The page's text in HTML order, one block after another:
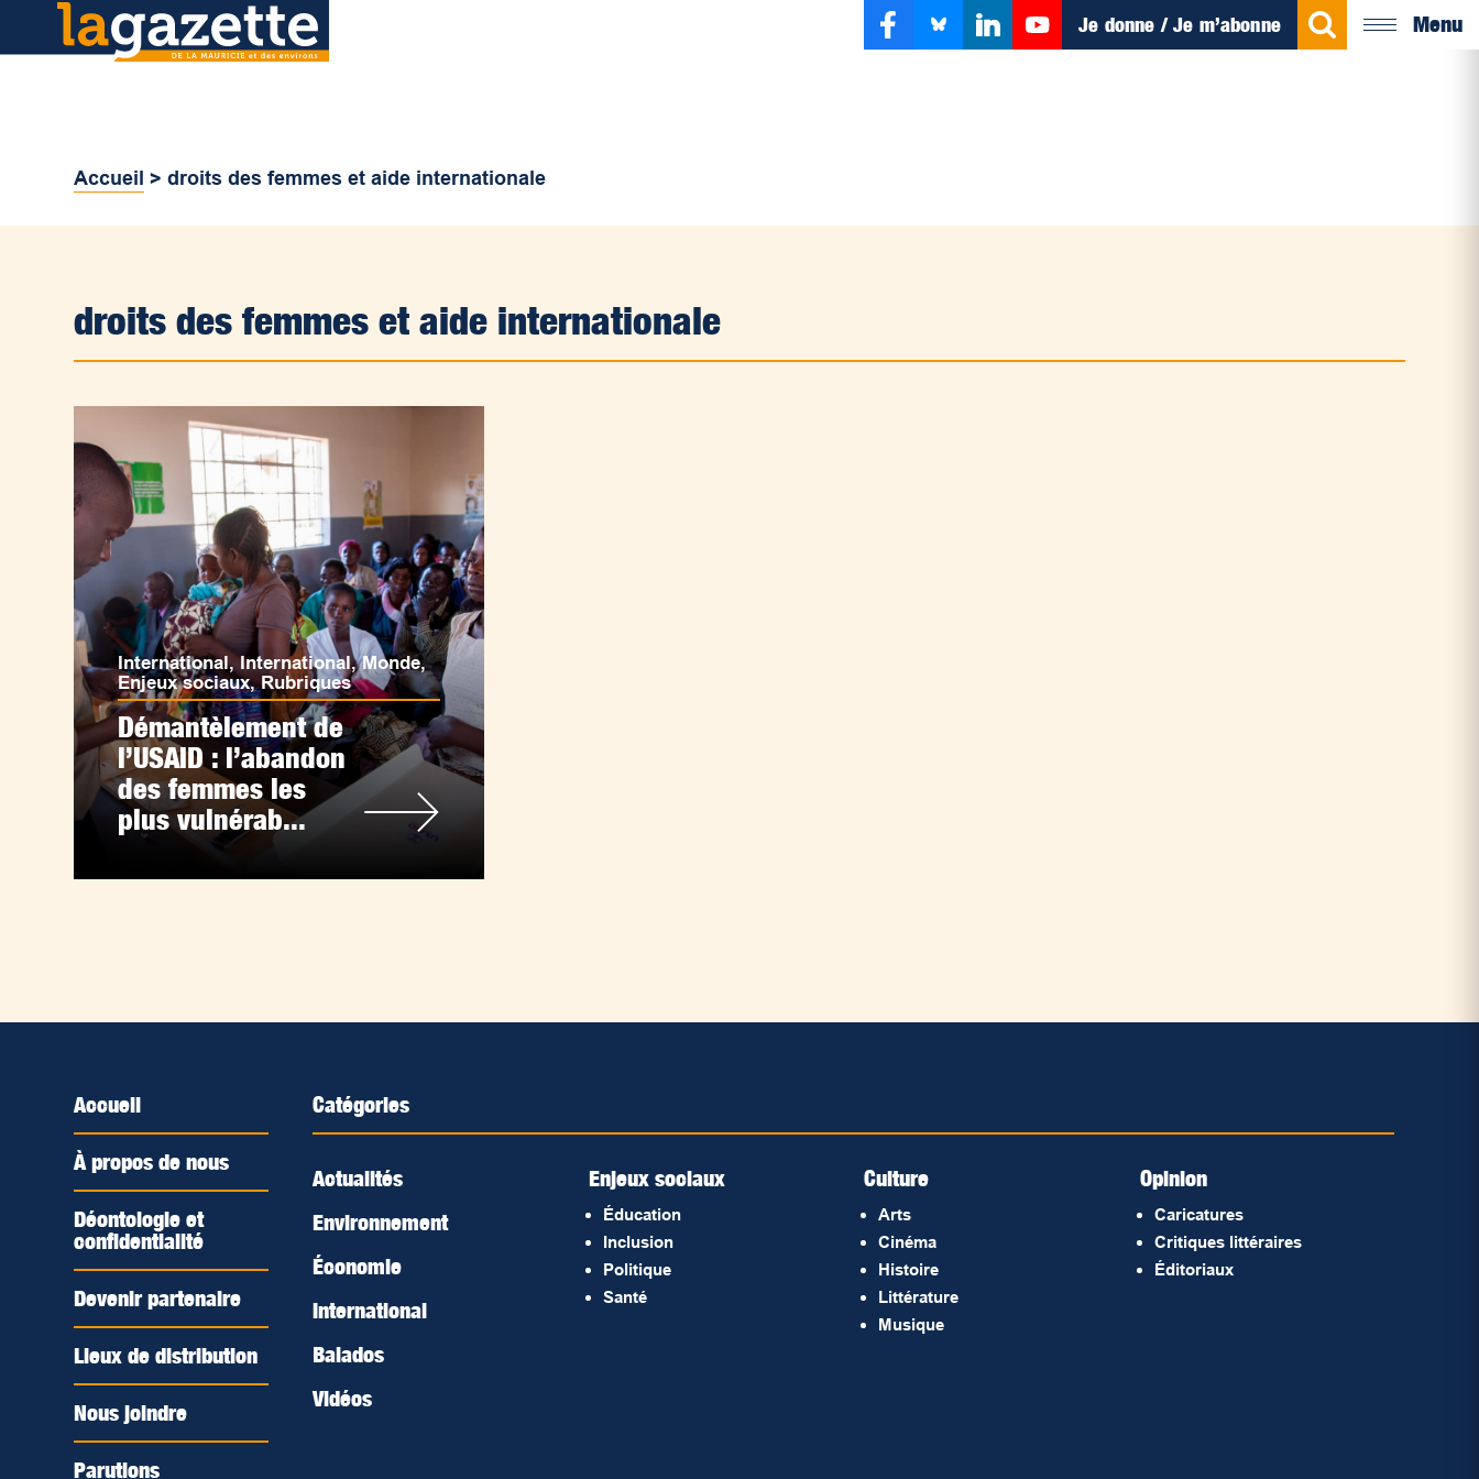
Je donne / Je m’abonne Menu
Accueil >droits des femmes et aide internationale
droits des femmes et aide internationale
International,International,Monde,
Enjeux sociaux,Rubriques
Démantèlement de
l’USAID : l’abandon
des femmes les
plus vulnérab...
Accueil
À propos de nous
Déontologie et
confidentialité
Devenir partenaire
Lieux de distribution
Nous joindre
Parutions
Catégories
Actualités
Environnement
Économie
International
Balados
Vidéos
Enjeux sociaux
Éducation
Inclusion
Politique
Santé
Culture
Arts
Cinéma
Histoire
Littérature
Musique
Opinion
Caricatures
Critiques littéraires
Éditoriaux